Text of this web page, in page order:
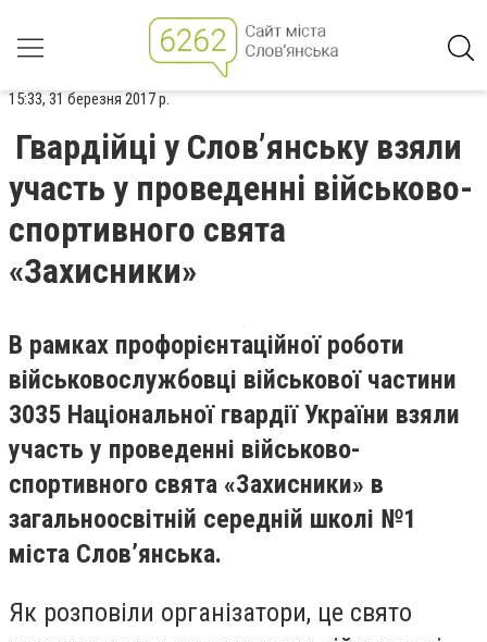
15:33, 31 березня 2017 р.
Гвардійці у Слов’янську взяли
участь у проведенні військово-
спортивного свята
«Захисники»
В рамках профорієнтаційної роботи
військовослужбовці військової частини
3035 Національної гвардії України взяли
участь у проведенні військово-
спортивного свята «Захисники» в
загальноосвітній середній школі №1
міста Слов’янська.
Як розповіли організатори, це свято